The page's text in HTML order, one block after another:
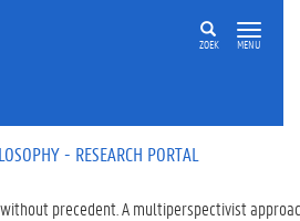
ZOEK MENU
- RESEARCH PORTAL
without precedent. A multiperspectivist